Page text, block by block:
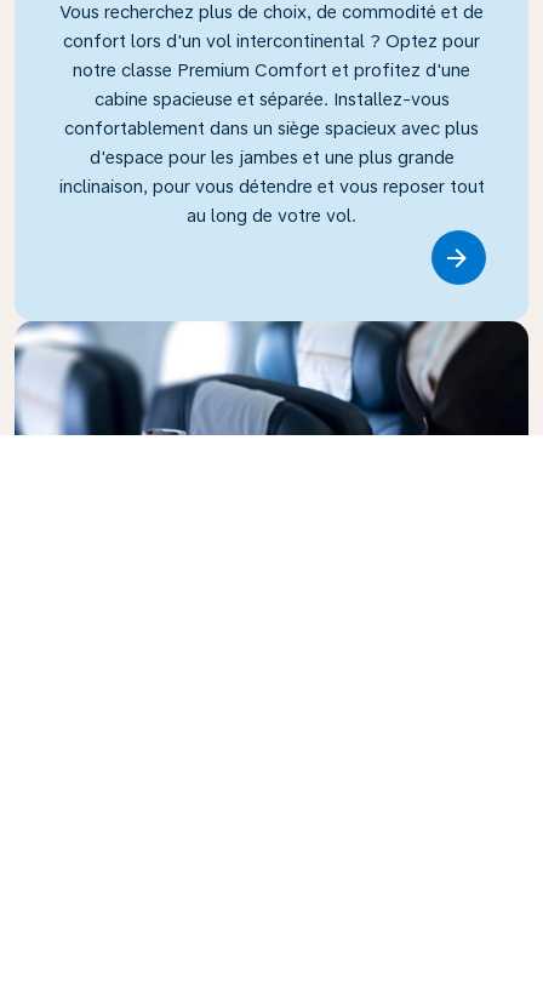
Vous recherchez plus de choix, de commodité et de
confort lors d'un vol intercontinental ? Optez pour
notre classe Premium Comfort et profitez d'une
cabine spacieuse et séparée. Installez-vous
confortablement dans un siège spacieux avec plus
d'espace pour les jambes et une plus grande
inclinaison, pour vous détendre et vous reposer tout
au long de votre vol.